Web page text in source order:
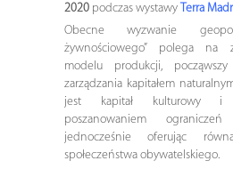
2020podczas wystawy Terra
Obecne wyzwanie
żywnościowego” polega na
modelu produkcji,
zarządzania kapitałem
jest kapitał kulturowy i
poszanowaniem
jednocześnie oferując
społeczeństwa obywatelskiego.